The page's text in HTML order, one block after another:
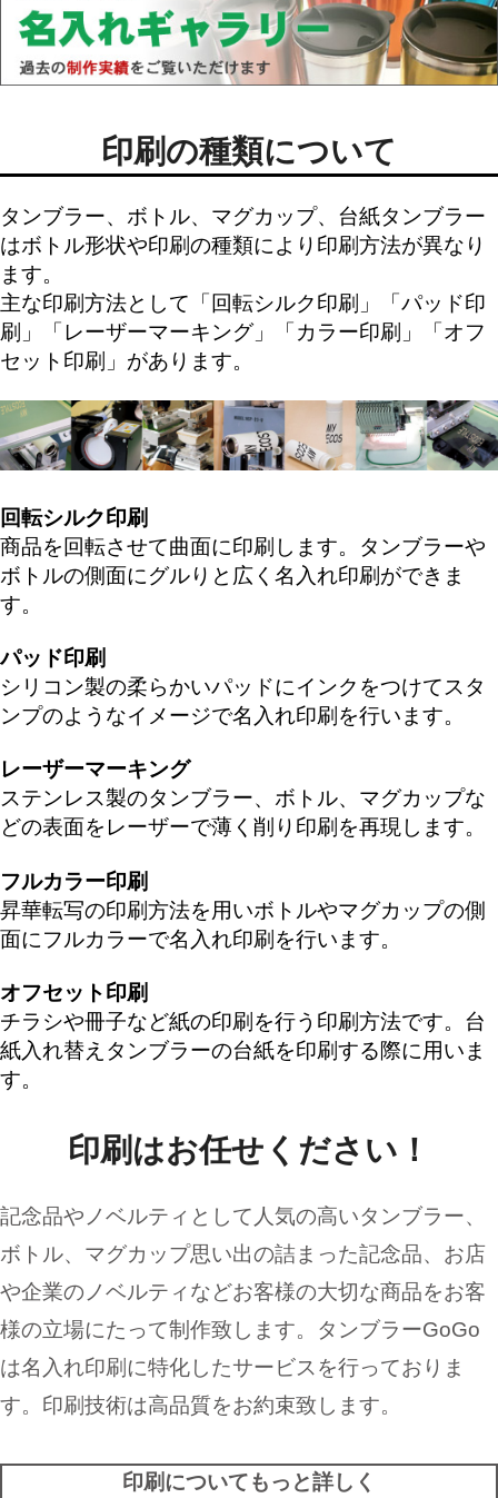
印刷の種類について
タンブラー、ボトル、マグカップ、台紙タンブラー
はボトル形状や印刷の種類により印刷方法が異なり
ます。
主な印刷方法として「回転シルク印刷 」「パッド印
刷 」「 レーザーマーキング」「カラー印刷 」「オフ
セット印刷 」があります。
回転シルク印刷
商品を回転させて曲面に印刷します。タンブラーや
ボトルの側面にグルりと広く名入れ印刷ができま
す。
パッド印刷
シリコン製の柔らかいパッドにインクをつけてスタ
ンプのようなイメージで名入れ印刷を行います。
レーザーマーキング
ステンレス製のタンブラー、ボトル、マグカップな
どの表面をレーザーで薄く削り印刷を再現します。
フルカラー印刷
昇華転写の印刷方法を用いボトルやマグカップの側
面にフルカラーで名入れ印刷を行います。
オフセット印刷
チラシや冊子など紙の印刷を行う印刷方法です。台
紙入れ替えタンブラーの台紙を印刷する際に用いま
す。
印刷はお任せください！
記念品やノベルティとして人気の高いタンブラー、
ボトル、マグカップ思い出の詰まった記念品、お店
や企業のノベルティなどお客様の大切な商品をお客
様の立場にたって制作致します。タンブラーGoGo
は名入れ印刷に特化したサービスを行っておりま
す。印刷技術は高品質をお約束致します。
印刷についてもっと詳しく